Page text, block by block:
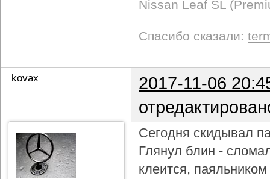
Nissan Leaf SL
Спасибо сказали:
kovax
2017-11-06
Сегодня скидывал
Глянул блин -
клеится,